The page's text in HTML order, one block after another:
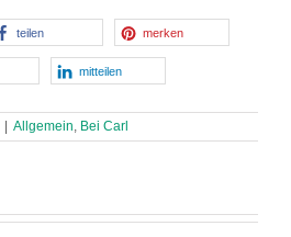
teilen merken
mitteilen
Allgemein, Bei Carl